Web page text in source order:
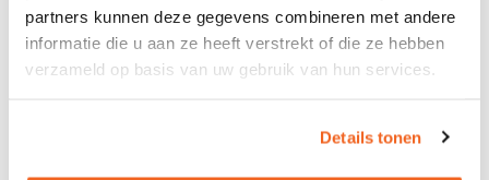
partners kunnen deze gegevens combineren met andere
informatie die u aan ze heeft verstrekt of die ze hebben
verzameld op basis van uw gebruik van hun services.
Details tonen
Professionele Bezorg- en Montageservice